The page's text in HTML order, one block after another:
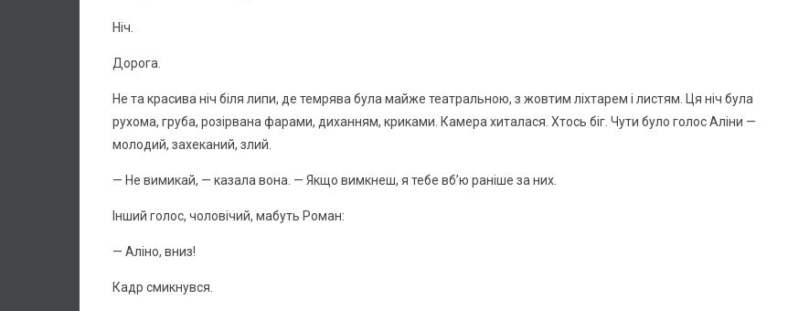
Ніч.
Дорога.
Не та красива ніч біля липи, де темрява була майже театральною, з жовтим ліхтарем і листям. Ця ніч була
рухома, груба, розірвана фарами, диханням, криками. Камера хиталася. Хтось біг. Чути було голос Аліни —
молодий, захеканий, злий.
— Не вимикай, — казала вона. — Якщо вимкнеш, я тебе вб’ю раніше за них.
Інший голос, чоловічий, мабуть Роман:
— Аліно, вниз!
Кадр смикнувся.